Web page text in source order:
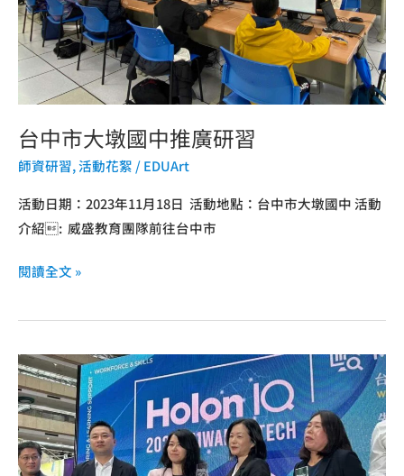
台中市大墩國中推廣研習
師資研習,活動花絮 /EDUArt
活動日期：2023年11月18日 活動地點：台中市大墩國中 活動
介紹: 威盛教育團隊前往台中市
推
廣
研
習
閱讀全文 »
2023
威
盛
電
子